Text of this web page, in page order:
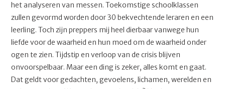
het analyseren van messen. Toekomstige schoolklassen
zullen gevormd worden door 30 bekvechtende leraren en een
leerling. Toch zijn preppers mij heel dierbaar vanwege hun
liefde voor de waarheid en hun moed om de waarheid onder
ogen te zien. Tijdstip en verloop van de crisis blijven
onvoorspelbaar. Maar een ding is zeker, alles komt en gaat.
Dat geldt voor gedachten, gevoelens, lichamen, werelden en